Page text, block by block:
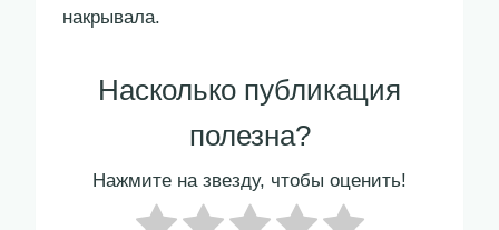
накрывала.
Насколько публикация
полезна?
Нажмите на звезду, чтобы оценить!